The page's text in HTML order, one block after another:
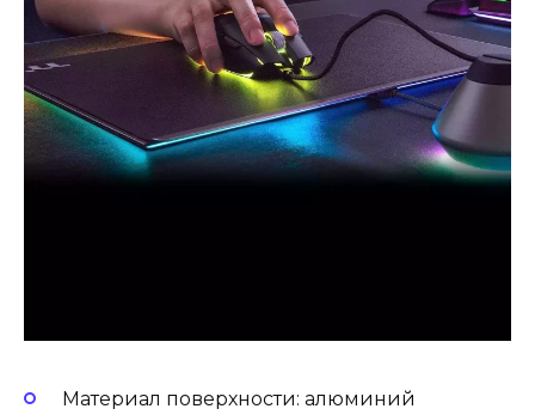
Материал поверхности: алюминий